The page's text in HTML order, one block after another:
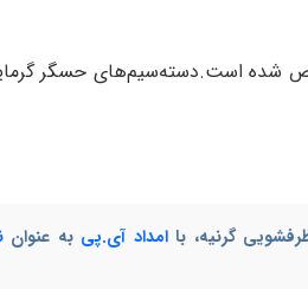
شده است.دسته‌سیم‌های حسگر
گرنیه، باامداد آی.پی به عنوان